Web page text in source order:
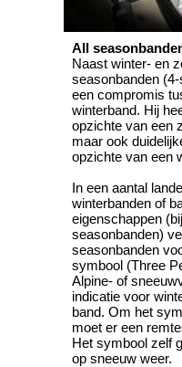
All
Naast winter- en
seasonbanden
een compromis
winterband. Hij
opzichte van een
maar ook
opzichte van een
In een aantal
winterbanden of
eigenschappen
seasonbanden)
seasonbanden
symbool (Three
Alpine- of
indicatie voor
band. Om het
moet er een
Het symbool zelf
op sneeuw weer.